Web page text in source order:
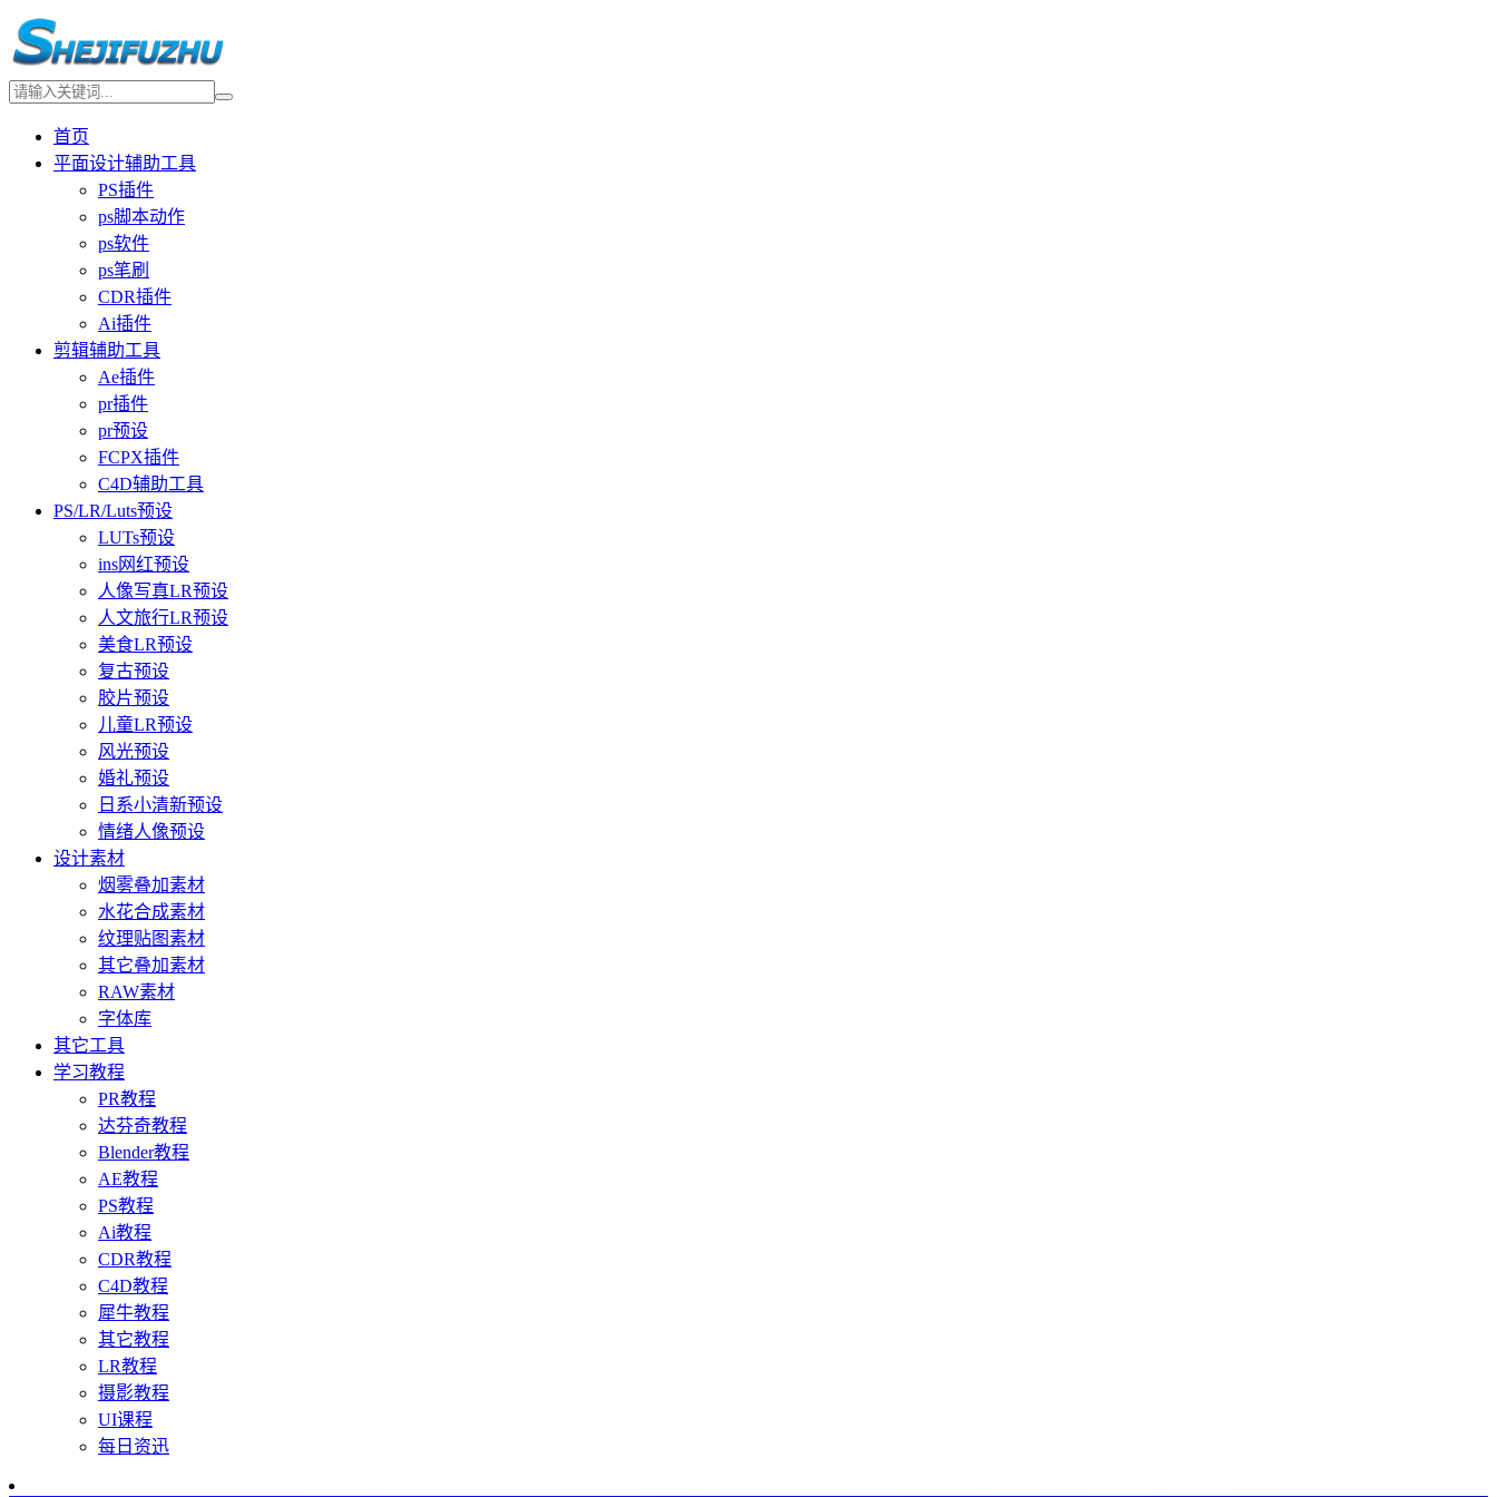
首页
平面设计辅助工具
PS插件
ps脚本动作
ps软件
ps笔刷
CDR插件
Ai插件
剪辑辅助工具
Ae插件
pr插件
pr预设
FCPX插件
C4D辅助工具
PS/LR/Luts预设
LUTs预设
ins网红预设
人像写真LR预设
人文旅行LR预设
美食LR预设
复古预设
胶片预设
儿童LR预设
风光预设
婚礼预设
日系小清新预设
情绪人像预设
设计素材
烟雾叠加素材
水花合成素材
纹理贴图素材
其它叠加素材
RAW素材
字体库
其它工具
学习教程
PR教程
达芬奇教程
Blender教程
AE教程
PS教程
Ai教程
CDR教程
C4D教程
犀牛教程
其它教程
LR教程
摄影教程
UI课程
每日资迅